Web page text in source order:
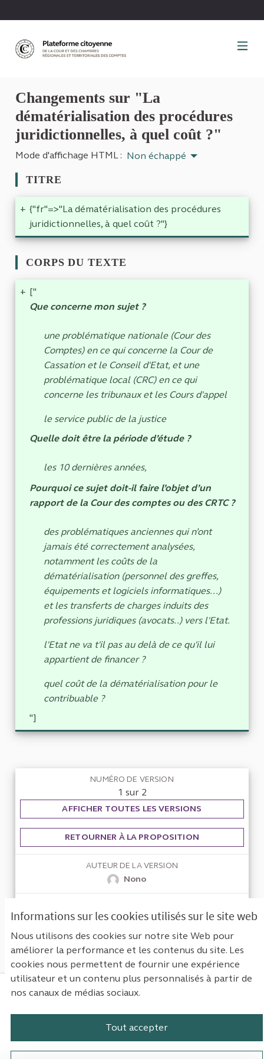
Informations sur les cookies utilisés sur le site web
Nous utilisons des cookies sur notre site Web pour
améliorer la performance et les contenus du site. Les
cookies nous permettent de fournir une expérience
utilisateur et un contenu plus personnalisés à partir de
nos canaux de médias sociaux.
Tout accepter
Changements sur "La
dématérialisation des procédures
juridictionnelles, à quel coût ?"
Mode d'affichage HTML : Non échappé
TITRE
+ {"fr"=>"La dématérialisation des procédures
juridictionnelles, à quel coût ?"}
CORPS DU TEXTE
+ ["
Que concerne mon sujet ?
une problématique nationale (Cour des
Comptes) en ce qui concerne la Cour de
Cassation et le Conseil d'Etat, et une
problématique local (CRC) en ce qui
concerne les tribunaux et les Cours d'appel
le service public de la justice
Quelle doit être la période d’étude ?
les 10 dernières années,
Pourquoi ce sujet doit-il faire l’objet d’un
rapport de la Cour des comptes ou des CRTC ?
des problématiques anciennes qui n’ont
jamais été correctement analysées,
notamment les coûts de la
dématérialisation (personnel des greffes,
équipements et logiciels informatiques...)
et les transferts de charges induits des
professions juridiques (avocats..) vers l'Etat.
l'Etat ne va t'il pas au delà de ce qu'il lui
appartient de financer ?
quel coût de la dématérialisation pour le
contribuable ?
"]
NUMÉRO DE VERSION
1 sur 2
AFFICHER TOUTES LES VERSIONS
RETOURNER À LA PROPOSITION
AUTEUR DE LA VERSION
Nono
19/09/2023 09:58
Mentions légales
Paramètres des cookies
Plateforme de participation de la
Plateforme de participation de la
Plateforme de participation
Plateforme de